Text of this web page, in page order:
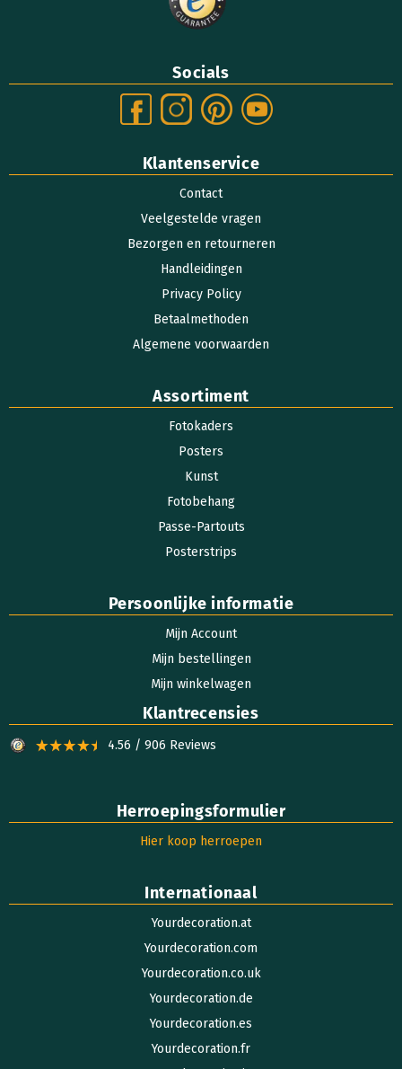
Socials
Klantenservice
Contact
Veelgestelde vragen
Bezorgen en retourneren
Handleidingen
Privacy Policy
Betaalmethoden
Algemene voorwaarden
Assortiment
Fotokaders
Posters
Kunst
Fotobehang
Passe-Partouts
Posterstrips
Persoonlijke informatie
Mijn Account
Mijn bestellingen
Mijn winkelwagen
Klantrecensies
4.56 / 906 Reviews
Herroepingsformulier
Hier koop herroepen
Internationaal
Yourdecoration.at
Yourdecoration.com
Yourdecoration.co.uk
Yourdecoration.de
Yourdecoration.es
Yourdecoration.fr